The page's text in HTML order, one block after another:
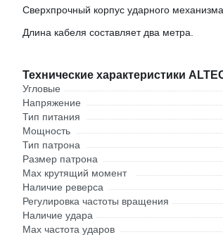
Сверхпрочный корпус ударного
Длина кабеля составляет два метра.
Технические характеристики
Угловые
Напряжение
Тип питания
Мощность
Тип патрона
Размер патрона
Max крутящий момент
Наличие реверса
Регулировка частоты вращения
Наличие удара
Мах частота ударов